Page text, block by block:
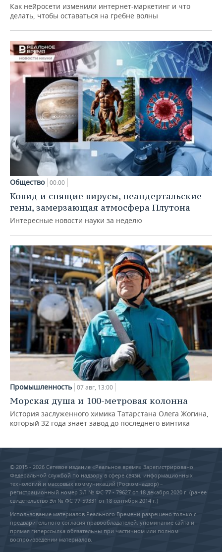
Как нейросети изменили интернет-маркетинг и что
делать, чтобы оставаться на гребне волны
Общество 00:00
Ковид и спящие вирусы, неандертальские
гены, замерзающая атмосфера Плутона
Интересные новости науки за неделю
Промышленность 07 авг, 13:00
Морская душа и 100-метровая колонна
История заслуженного химика Татарстана Олега Жогина,
который 32 года знает завод до последнего винтика
© 2015 - 2026 Сетевое издание «Реальное время» Зарегистрировано
Федеральной службой по надзору в сфере связи, информационных
технологий и массовых коммуникаций (Роскомнадзор) –
регистрационный номер ЭЛ № ФС 77 - 79627 от 18 декабря 2020 г. (ранее
свидетельство Эл № ФС 77-59331 от 18 сентября 2014 г.)
Использование материалов Реального Времени разрешено только с
предварительного согласия правообладателей, упоминание сайта и
прямая гиперссылка обязательны при частичном или полном
воспроизведении материалов.